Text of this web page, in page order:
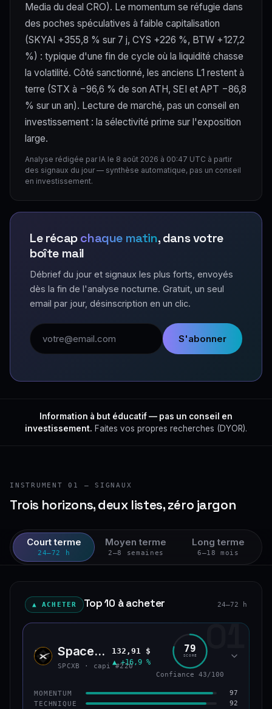
Media du deal CRO). Le momentum se réfugie dans
des poches spéculatives à faible capitalisation
(SKYAI +355,8 % sur 7 j, CYS +226 %, BTW +127,2
%) : typique d'une fin de cycle où la liquidité chasse
la volatilité. Côté sanctionné, les anciens L1 restent à
terre (STX à −96,6 % de son ATH, SEI et APT −86,8
% sur un an). Lecture de marché, pas un conseil en
investissement : la sélectivité prime sur l'exposition
large.
Analyse rédigée par IA le 8 août 2026 à 00:47 UTC à partir
des signaux du jour — synthèse automatique, pas un conseil
en investissement.
Le récapchaque matin, dans votre
boîte mail
Débrief du jour et signaux les plus forts, envoyés
dès la fin de l'analyse nocturne. Gratuit, un seul
email par jour, désinscription en un clic.
Adresse email
S'abonner
Information à but éducatif — pas un conseil en
investissement. Faites vos propres recherches (DYOR).
INSTRUMENT 01 — SIGNAUX
Trois horizons, deux listes, zéro jargon
Court terme
24–72 h
Moyen terme
2–8 semaines
Long terme
6–18 mois
▲ ACHETER Top 10 à acheter 24–72 h
01
SPCX SpaceX (bStocks Tokenized Stock)
SPCXB · capi #220
132,91 $
▲ +16,9 %
79
SCORE
Confiance 43/100
MOMENTUM 97
TECHNIQUE 92